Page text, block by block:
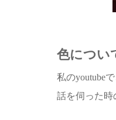
色につい
私のyoutube
話を伺った時